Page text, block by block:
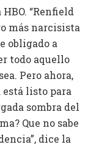
“Renfield
más narcisista
obligado a
todo aquello
Pero ahora,
listo para
sombra del
Que no sabe
dice la